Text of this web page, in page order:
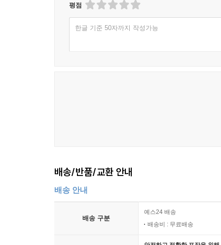
평점
한글 기준 50자까지 작성가능
배송/반품/교환 안내
배송 안내
배송 구분
예스24 배송
배송비 : 무료배송